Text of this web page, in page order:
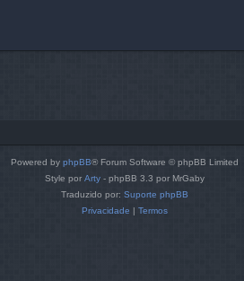
Powered by phpBB® Forum Software © phpBB Limited
Style por Arty - phpBB 3.3 por MrGaby
Traduzido por: Suporte phpBB
Privacidade
Termos